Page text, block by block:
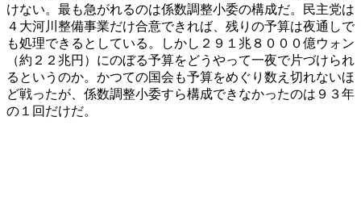
けない。最も急がれるのは係数調整小委の構成だ。民主党は
４大河川整備事業だけ合意できれば、残りの予算は夜通しで
も処理できるとしている。しかし２９１兆８０００億ウォン
（約２２兆円）にのぼる予算をどうやって一夜で片づけられ
るというのか。かつての国会も予算をめぐり数え切れないほ
ど戦ったが、係数調整小委すら構成できなかったのは９３年
の１回だけだ。